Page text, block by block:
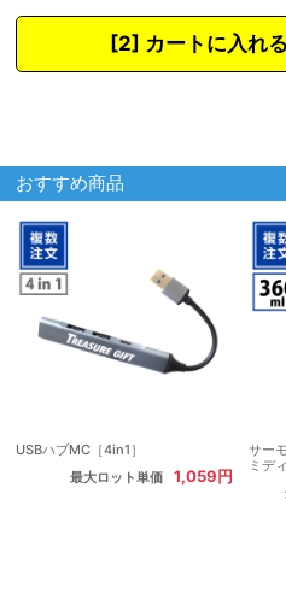
カートに入れる
おすすめ商品
USBハブMC［4in1］
最大ロット単価
1,059円
サー
ミデ